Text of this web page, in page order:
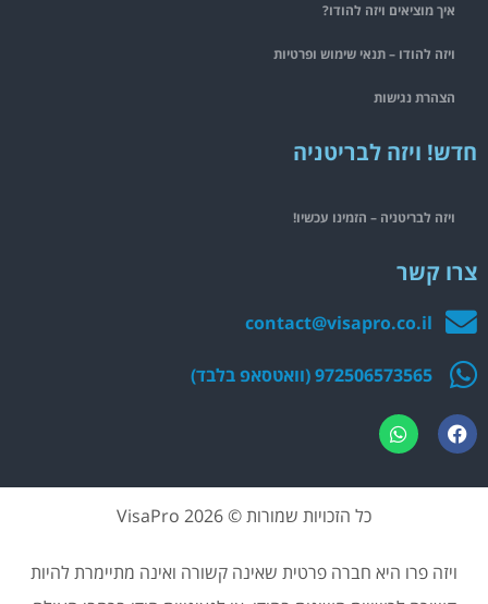
איך מוציאים ויזה להודו?
ויזה להודו – תנאי שימוש ופרטיות
הצהרת נגישות
חדש! ויזה לבריטניה
ויזה לבריטניה – הזמינו עכשיו!
צרו קשר
contact@visapro.co.il
972506573565 (וואטסאפ בלבד)
כל הזכויות שמורות © 2026 VisaPro
ויזה פרו היא חברה פרטית שאינה קשורה ואינה מתיימרת להיות